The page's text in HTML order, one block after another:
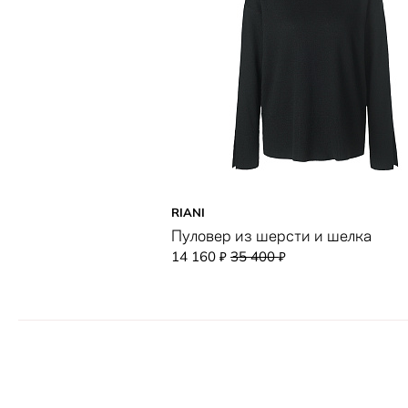
RIANI
Пуловер из шерсти и шелка
14 160 ₽ 35 400₽